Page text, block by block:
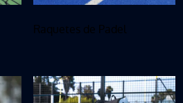
Raquetes de Padel